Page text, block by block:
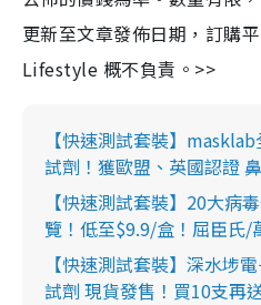
更新至文章發佈日期，訂購
Lifestyle 概不負責。>>
【快速測試套裝】
試劑！獲歐盟、英國認證
【快速測試套裝】20大病
覽！低至$9.9/盒！屈臣氏
【快速測試套裝】深水埗
試劑 現貨發售！買10支再